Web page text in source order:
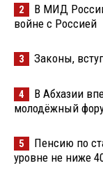
2
В МИД
войне с Россией
3 Законы,
4
В Абхазии
молодёжный
5
Пенсию по
уровне не ниже